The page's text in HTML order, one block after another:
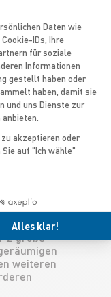
größte
Dayboat
2 große
weiteren
Daten wie
IDs, Ihre
für soziale
Informationen
gestellt haben oder
haben, damit sie
und uns Dienste zur
anbieten.
akzeptieren oder
auf "Ich wähle"
Alles klar!